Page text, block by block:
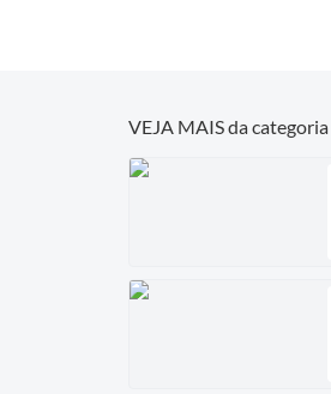
VEJA MAIS da categoria